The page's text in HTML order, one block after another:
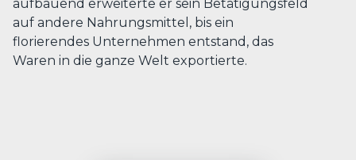
aufbauend erweiterte er sein Betätigungsfeld
auf andere Nahrungsmittel, bis ein
florierendes Unternehmen entstand, das
Waren in die ganze Welt exportierte.